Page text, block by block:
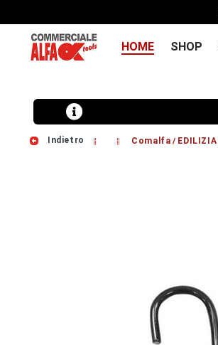
HOME SHOP
Indietro Comalfa / EDILIZIA